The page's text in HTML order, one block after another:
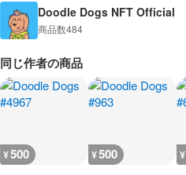
Doodle Dogs NFT Official
商品数484
同じ作者の商品
¥500 ¥500 ¥